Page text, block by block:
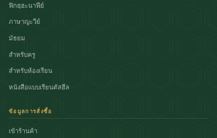
ฟิกฮฺฮะนาฟีย์
ภาษาญะวีย์
มัธยม
สำหรับครู
สำหรับห้องเรียน
หนังสือแบบเรียนตัสฮีล
ข้อมูลการสั่งซื้อ
เข้าร้านค้า